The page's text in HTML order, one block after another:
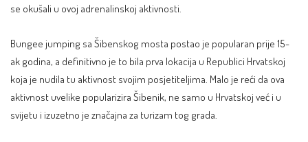
se okušali u ovoj adrenalinskoj aktivnosti.
Bungee jumping sa Šibenskog mosta postao je popularan prije 15-
ak godina, a definitivno je to bila prva lokacija u Republici Hrvatskoj
koja je nudila tu aktivnost svojim posjetiteljima. Malo je reći da ova
aktivnost uvelike popularizira Šibenik, ne samo u Hrvatskoj već i u
svijetu i izuzetno je značajna za turizam tog grada.